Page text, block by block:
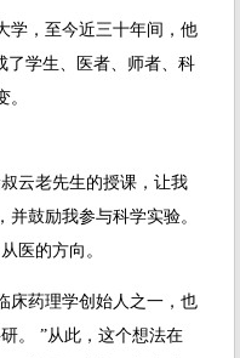
，至今近三十年间，他
了学生、医者、师者、科
云老先生的授课，让我
鼓励我参与科学实验。
医的方向。
药理学创始人之一，也
。 ”从此，这个想法在